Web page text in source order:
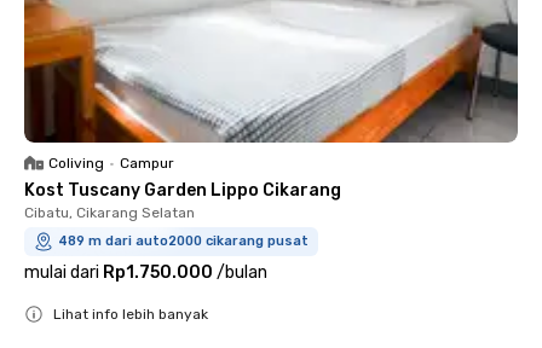
Coliving • Campur
Kost Tuscany Garden Lippo Cikarang
Cibatu, Cikarang Selatan
489 m dari auto2000 cikarang pusat
mulai dari Rp1.750.000 /bulan
Lihat info lebih banyak